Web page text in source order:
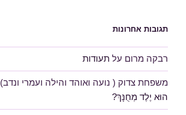
תגובות אחרונות
רבקה מרום על תעודות
משפחת צדוק ( נועה ואוהד והילה ועמרי ונדב)
הוּא יֶלֶד מְחֻנָּךְ?